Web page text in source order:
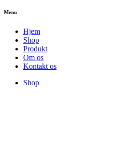
Menu
Hjem
Shop
Produkt
Om os
Kontakt os
Shop